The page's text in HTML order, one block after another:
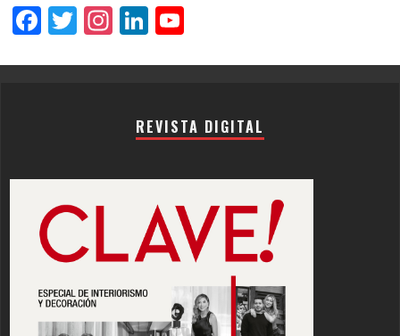
Facebook
Twitter
Instagram
LinkedIn
REVISTA DIGITAL